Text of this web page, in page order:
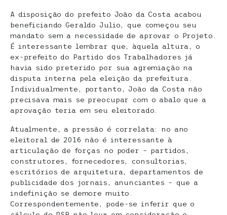
A disposição do prefeito João da Costa acabou
beneficiando Geraldo Julio, que começou seu
mandato sem a necessidade de aprovar o Projeto.
É interessante lembrar que, àquela altura, o
ex-prefeito do Partido dos Trabalhadores já
havia sido preterido por sua agremiação na
disputa interna pela eleição da prefeitura.
Individualmente, portanto, João da Costa não
precisava mais se preocupar com o abalo que a
aprovação teria em seu eleitorado.
Atualmente, a pressão é correlata: no ano
eleitoral de 2016 não é interessante à
articulação de forças no poder – partidos,
construtores, fornecedores, consultorias,
escritórios de arquitetura, departamentos de
publicidade dos jornais, anunciantes – que a
indefinição se demore muito.
Correspondentemente, pode-se inferir que o